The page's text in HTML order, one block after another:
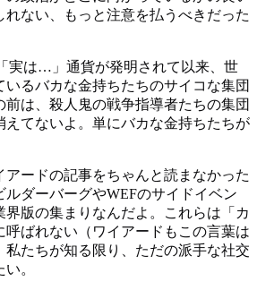
れない、もっと注意を払うべきだった
実は…」通貨が発明されて以来、世
るバカな金持ちたちのサイコな集団
は、殺人鬼の戦争指導者たちの集団
えてないよ。単にバカな金持ちたちが
アードの記事をちゃんと読まなかった
ダーバーグやWEFのサイドイベン
界版の集まりなんだよ。これらは「カ
呼ばれない（ワイアードもこの言葉は
私たちが知る限り、ただの派手な社交
。